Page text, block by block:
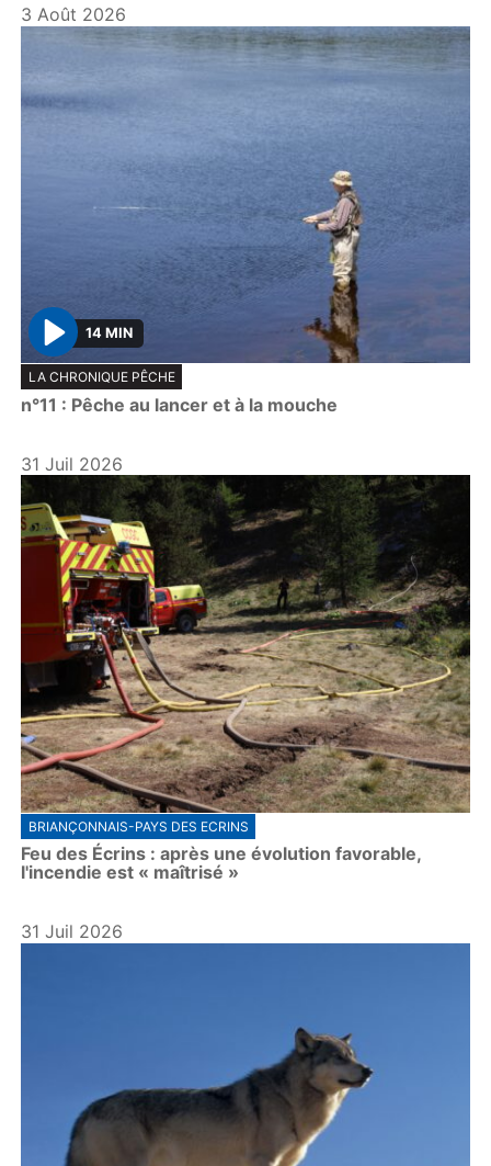
3 Août 2026
P
l
a
14 MIN
LA CHRONIQUE PÊCHE
n°11 : Pêche au lancer et à la mouche
31 Juil 2026
BRIANÇONNAIS-PAYS DES ECRINS
Feu des Écrins : après une évolution favorable,
l'incendie est « maîtrisé »
31 Juil 2026